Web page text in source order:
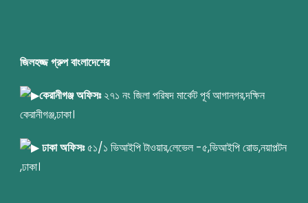
জিলহজ্জ গ্রুপ বাংলাদেশের
কেরানীগঞ্জ অফিসঃ২৭১ নং জিলা পরিষদ মার্কেট পূর্ব আগানগর,দক্ষিন
কেরানীগঞ্জ,ঢাকা।
ঢাকা অফিসঃ৫১/১ ভিআইপি টাওয়ার,লেভেল -৫,ভিআইপি রোড,নয়াপল্টন
,ঢাকা।